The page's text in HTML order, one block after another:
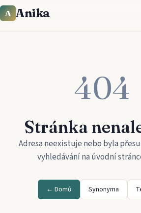
A Anika
404
Stránka
Adresa neexistuje nebo byla
vyhledávání na úvodní
← Domů Synonyma